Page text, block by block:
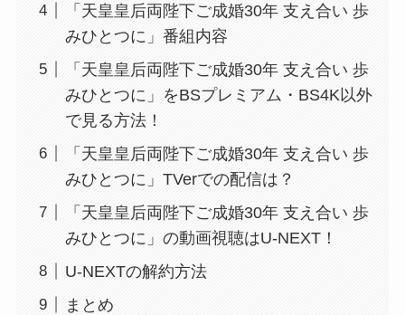
「天皇皇后両陛下ご成婚30年 支え合い 歩
みひとつに」番組内容
「天皇皇后両陛下ご成婚30年 支え合い 歩
みひとつに」をBSプレミアム・BS4K以外
で見る方法！
「天皇皇后両陛下ご成婚30年 支え合い 歩
みひとつに」TVerでの配信は？
「天皇皇后両陛下ご成婚30年 支え合い 歩
みひとつに」の動画視聴はU-NEXT！
U-NEXTの解約方法
まとめ